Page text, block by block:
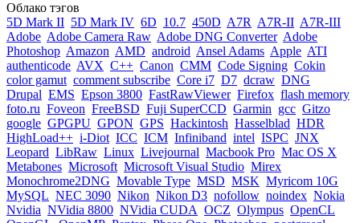
Облако тэгов
5D Mark II 5D Mark IV 6D 10.7 450D A7R A7R-II A7R-III
Adobe Adobe Camera Raw Adobe DNG Converter Adobe
Photoshop Amazon AMD android Ansel Adams Apple ATI
authenticode AVX C++ Canon CMM Code Signing Cokin
color gamut comment subscribe Core i7 D7 dcraw DNG
Drupal EMS Epson 3800 FastRawViewer Firefox flash memory
foto.ru Foveon FreeBSD Fuji SuperCCD Garmin gcc Gitzo
google GPGPU GPON GPS Hackintosh Hasselblad HDR
HighLoad++ i-Diot ICC ICM Infiniband intel ISPC JNX
Leopard LibRaw Linux Livejournal Macbook Pro Mac OS X
Metabones Microsoft Microsoft Visual Studio Mirex
Monochrome2DNG Movable Type MSD MSK Myricom 10G
MySQL NEC 3090 Nikon Nikon D3 nofollow noindex Nokia
Nvidia NVidia 8800 NVidia CUDA OCZ Olympus OpenCL